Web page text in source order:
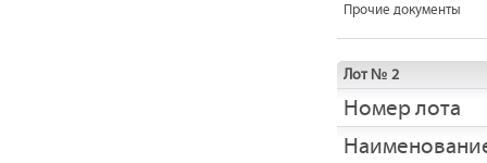
Прочие документы
Лот № 2
Номер лота